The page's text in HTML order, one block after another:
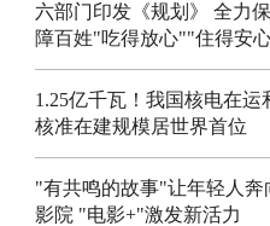
六部门印发《规划》 全力保
障百姓"吃得放心""住得安
1.25亿千瓦！我国核电在运
核准在建规模居世界首位
"有共鸣的故事"让年轻人奔
影院 "电影+"激发新活力